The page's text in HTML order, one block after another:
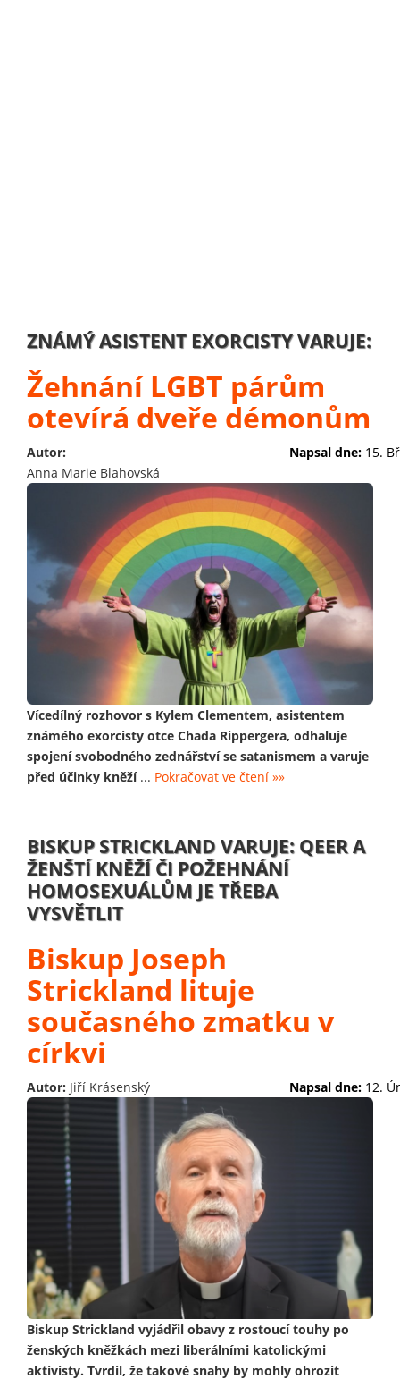
ZNÁMÝ ASISTENT EXORCISTY VARUJE:
Žehnání LGBT párům
otevírá dveře démonům
Autor:
Anna Marie Blahovská
Napsal dne: 15.
Vícedílný rozhovor s Kylem Clementem, asistentem
známého exorcisty otce Chada Rippergera, odhaluje
spojení svobodného zednářství se satanismem a varuje
před účinky kněží... Pokračovat ve čtení »»
BISKUP STRICKLAND VARUJE: QEER A
ŽENŠTÍ KNĚŽÍ ČI POŽEHNÁNÍ
HOMOSEXUÁLŮM JE TŘEBA
VYSVĚTLIT
Biskup Joseph
Strickland lituje
současného zmatku v
církvi
Autor: Jiří Krásenský Napsal dne: 12.
Biskup Strickland vyjádřil obavy z rostoucí touhy po
ženských kněžkách mezi liberálními katolickými
aktivisty. Tvrdil, že takové snahy by mohly ohrozit